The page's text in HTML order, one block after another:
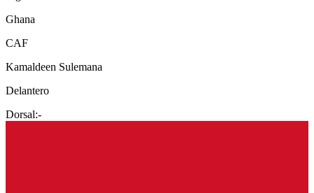
Ghana
CAF
Kamaldeen Sulemana
Delantero
Dorsal:-